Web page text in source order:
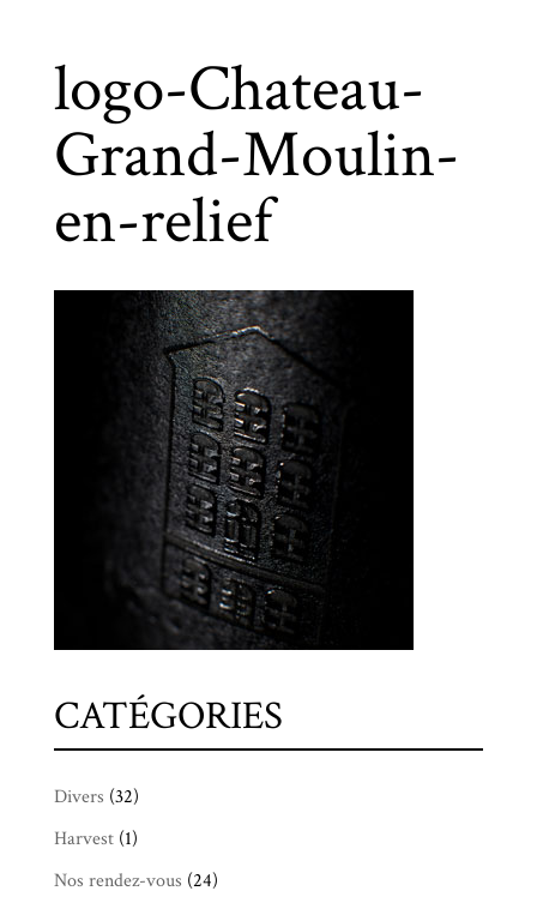
logo-Chateau-
Grand-Moulin-
en-relief
CATÉGORIES
Divers (32)
Harvest(1)
Nos rendez-vous (24)